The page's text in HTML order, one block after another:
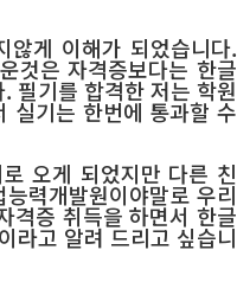
않게 이해가 되었습니다.
것은 자격증보다는 한글
필기를 합격한 저는 학원
실기는 한번에 통과할 수
오게 되었지만 다른 친
력개발원이야말로 우리
격증 취득을 하면서 한글
라고 알려 드리고 싶습니